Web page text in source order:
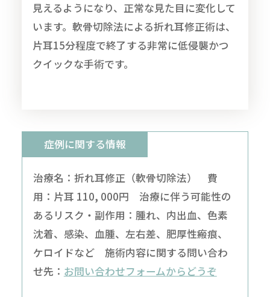
見えるようになり、正常な見た目に変化して
います。軟骨切除法による折れ耳修正術は、
片耳15分程度で終了する非常に低侵襲かつ
クイックな手術です。
症例に関する情報
治療名：折れ耳修正（軟骨切除法） 費
用：片耳 110, 000円 治療に伴う可能性の
あるリスク・副作用：腫れ、内出血、色素
沈着、感染、血腫、左右差、肥厚性瘢痕、
ケロイドなど 施術内容に関する問い合わ
せ先： お問い合わせフォームからどうぞ